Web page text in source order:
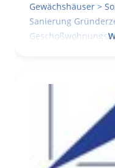
Gewächshäuser >
Sanierung